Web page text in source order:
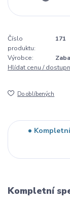
Číslo
produktu:
171
Výrobce:
Hlídat cenu /
Do oblíbených
Kompletní